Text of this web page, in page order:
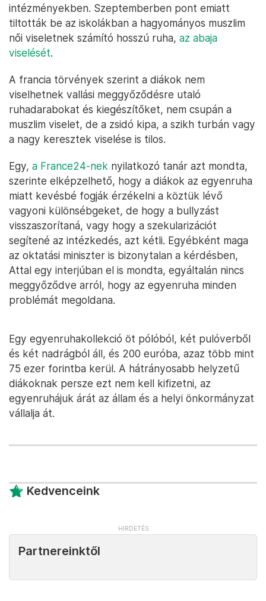
intézményekben. Szeptemberben pont emiatt
tiltották be az iskolákban a hagyományos muszlim
női viseletnek számító hosszú ruha, az abaja
viselését.
A francia törvények szerint a diákok nem
viselhetnek vallási meggyőződésre utaló
ruhadarabokat és kiegészítőket, nem csupán a
muszlim viselet, de a zsidó kipa, a szikh turbán vagy
a nagy keresztek viselése is tilos.
Egy, a France24-nek nyilatkozó tanár azt mondta,
szerinte elképzelhető, hogy a diákok az egyenruha
miatt kevésbé fogják érzékelni a köztük lévő
vagyoni különsébgeket, de hogy a bullyzást
visszaszorítaná, vagy hogy a szekularizációt
segítené az intézkedés, azt kétli. Egyébként maga
az oktatási miniszter is bizonytalan a kérdésben,
Attal egy interjúban el is mondta, egyáltalán nincs
meggyőződve arról, hogy az egyenruha minden
problémát megoldana.
Egy egyenruhakollekció öt pólóból, két pulóverből
és két nadrágból áll, és 200 euróba, azaz több mint
75 ezer forintba kerül. A hátrányosabb helyzetű
diákoknak persze ezt nem kell kifizetni, az
egyenruhájuk árát az állam és a helyi önkormányzat
vállalja át.
Kedvenceink
Partnereinktől